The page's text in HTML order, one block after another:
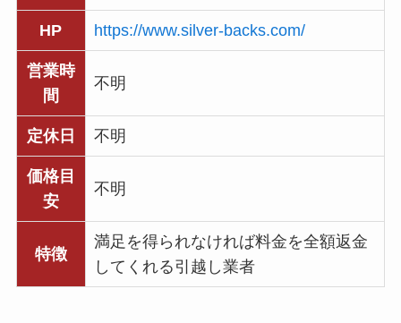
HP https://www.silver-backs.com/
営業時
間
不明
定休日 不明
価格目
安
不明
特徴
満足を得られなければ料金を全額返金
してくれる引越し業者